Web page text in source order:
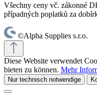
Všechny ceny vč. zákonné
případných poplatků za
©Alpha Supplies s.r.o.
Diese Website verwendet
bieten zu können. Mehr
Nur technisch notwendige